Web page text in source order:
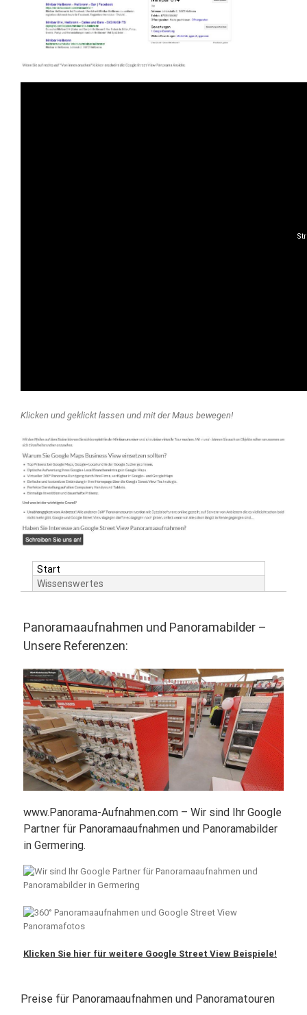
Klicken und geklickt lassen und mit der Maus bewegen!
Start
Wissenswertes
Panoramaaufnahmen und Panoramabilder –
Unsere Referenzen:
www.Panorama-Aufnahmen.com – Wir sind Ihr Google
Partner für Panoramaaufnahmen und Panoramabilder
in Germering.
Klicken Sie hier für weitere Google Street View Beispiele!
Preise für Panoramaaufnahmen und Panoramatouren